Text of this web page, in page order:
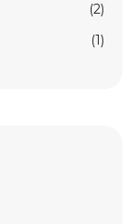
(2)
(1)